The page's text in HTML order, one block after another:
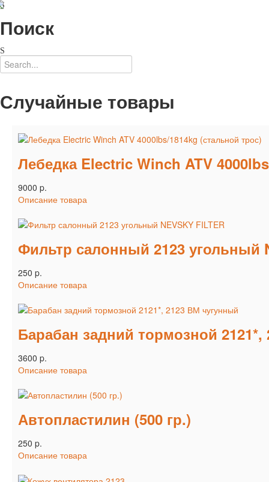
Поиск
Случайные товары
Лебедка Electric Winch ATV
9000 p.
Описание товара
Фильтр салонный 2123 угольный
250 p.
Описание товара
Барабан задний тормозной
3600 p.
Описание товара
Автопластилин (500 гр.)
250 p.
Описание товара